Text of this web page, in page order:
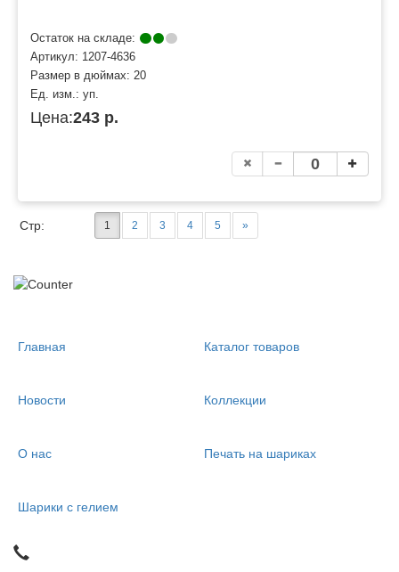
Остаток на складе:
Артикул: 1207-4636
Размер в дюймах: 20
Ед. изм.: уп.
Цена:243 р.
Стр: 1 2 3 4 5 »
Главная Каталог товаров
Новости Коллекции
О нас Печать на шариках
Шарики с гелием